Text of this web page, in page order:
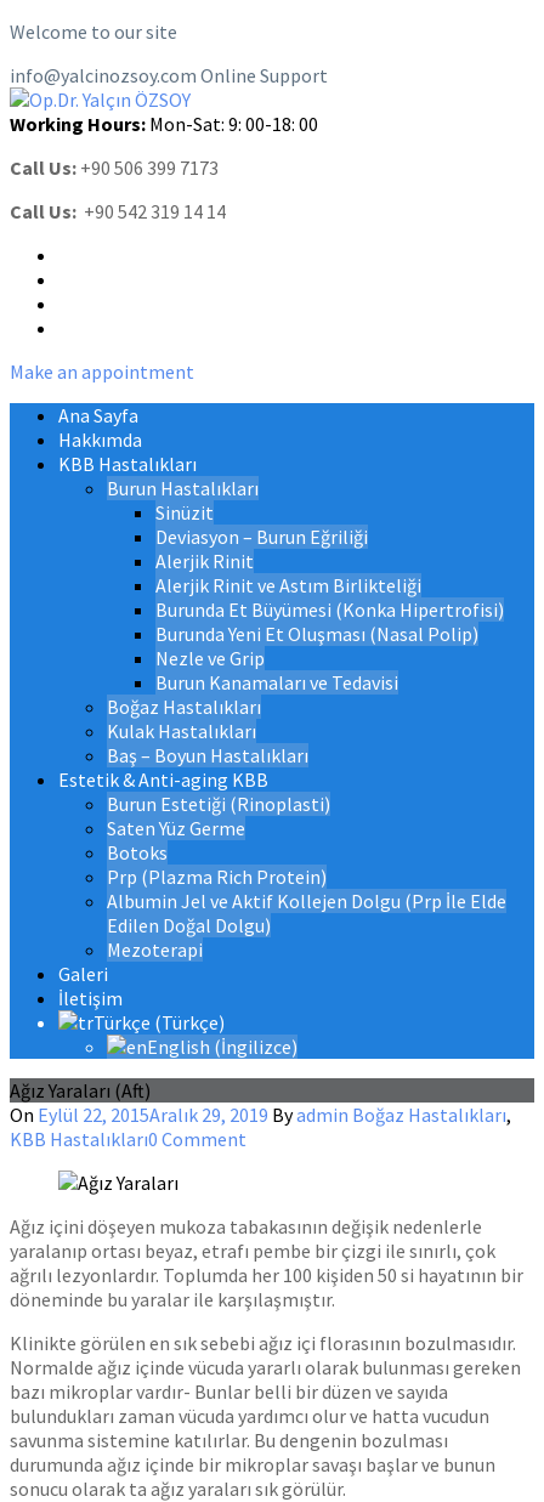
Welcome to our site
info@yalcinozsoy.com Online Support
Working Hours: Mon-Sat: 9: 00-18: 00
Call Us: +90 506 399 7173
Call Us: +90 542 319 14 14
Make an appointment
Ana Sayfa
Hakkımda
KBB Hastalıkları
Burun Hastalıkları
Sinüzit
Deviasyon – Burun Eğriliği
Alerjik Rinit
Alerjik Rinit ve Astım Birlikteliği
Burunda Et Büyümesi (Konka Hipertrofisi)
Burunda Yeni Et Oluşması (Nasal Polip)
Nezle ve Grip
Burun Kanamaları ve Tedavisi
Boğaz Hastalıkları
Kulak Hastalıkları
Baş – Boyun Hastalıkları
Estetik & Anti-aging KBB
Burun Estetiği (Rinoplasti)
Saten Yüz Germe
Botoks
Prp (Plazma Rich Protein)
Albumin Jel ve Aktif Kollejen Dolgu (Prp İle Elde
Edilen Doğal Dolgu)
Mezoterapi
Galeri
İletişim
Türkçe (Türkçe)
English (İngilizce)
Ağız Yaraları (Aft)
On Eylül 22, 2015Aralık 29, 2019 Byadmin Boğaz Hastalıkları,
KBB Hastalıkları0 Comment
Ağız içini döşeyen mukoza tabakasının değişik nedenlerle
yaralanıp ortası beyaz, etrafı pembe bir çizgi ile sınırlı, çok
ağrılı lezyonlardır. Toplumda her 100 kişiden 50 si hayatının bir
döneminde bu yaralar ile karşılaşmıştır.
Klinikte görülen en sık sebebi ağız içi florasının bozulmasıdır.
Normalde ağız içinde vücuda yararlı olarak bulunması gereken
bazı mikroplar vardır- Bunlar belli bir düzen ve sayıda
bulundukları zaman vücuda yardımcı olur ve hatta vucudun
savunma sistemine katılırlar. Bu dengenin bozulması
durumunda ağız içinde bir mikroplar savaşı başlar ve bunun
sonucu olarak ta ağız yaraları sık görülür.